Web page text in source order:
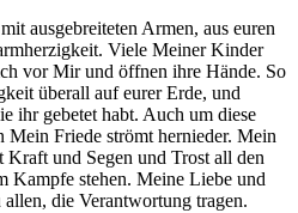
ausgebreiteten Armen, aus euren
Viele Meiner Kinder
vor Mir und öffnen ihre Hände. So
überall auf eurer Erde, und
ihr gebetet habt. Auch um diese
Mein Friede strömt hernieder. Mein
und Segen und Trost all den
Kampfe stehen. Meine Liebe und
die Verantwortung tragen.